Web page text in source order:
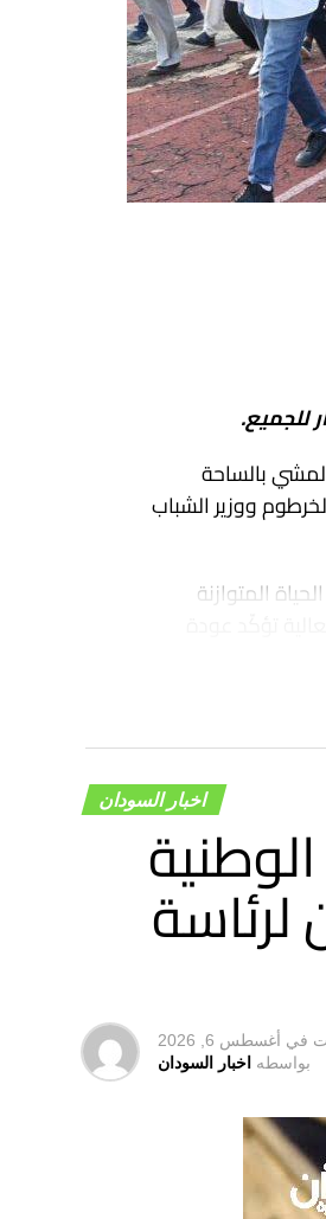
للجميع.
المشي بالساحة
ووزير الشباب
المتوازنة
اخبار السودان
لرئاسة
في أغسطس 6, 2026
بواسطه اخبار السودان